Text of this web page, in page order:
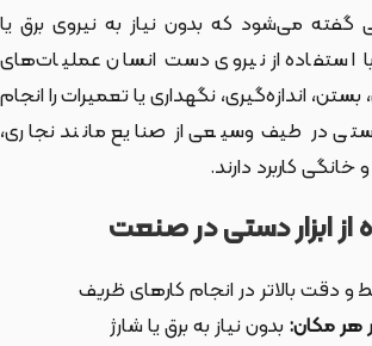
گفته می‌شود که بدون نیاز به نیروی برق یا
با استفاده از نیروی دست انسان عملیات‌های
اندازه‌گیری، نگهداری یا تعمیرات را انجام
در طیف وسیعی از صنایع مانند نجاری،
کاربرد دارند.
ابزار دستی در صنعت
و دقت بالاتر در انجام کارهای ظریف
هر مکان: بدون نیاز به برق یا شارژ